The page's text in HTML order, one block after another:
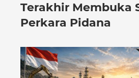
Terakhir Membuka
Perkara Pidana